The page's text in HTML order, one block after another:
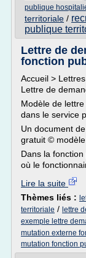
publique
territoriale /
publique
Lettre de
fonction
Accueil >
Lettre de
Modèle de
dans le service
Un document
gratuit ©
Dans la
où le
Lire la suite
Thèmes liés :
territoriale / lettre
exemple lettre
mutation externe
mutation fonction